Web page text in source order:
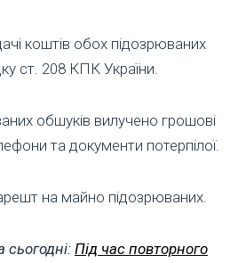
коштів обох підозрюваних
ст. 208 КПК України.
обшуків вилучено грошові
та документи потерпілої.
на майно підозрюваних.
Під час повторного